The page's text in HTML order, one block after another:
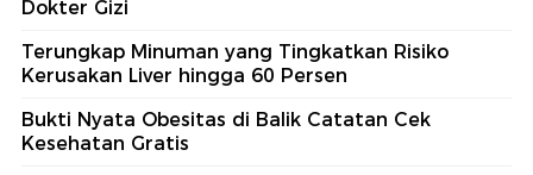
Dokter Gizi
Terungkap Minuman yang Tingkatkan Risiko
Kerusakan Liver hingga 60 Persen
Bukti Nyata Obesitas di Balik Catatan Cek
Kesehatan Gratis